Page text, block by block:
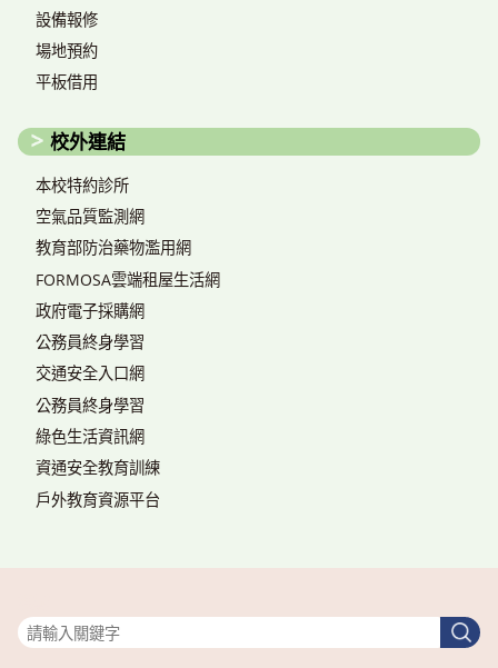
設備報修
場地預約
平板借用
校外連結
本校特約診所
空氣品質監測網
教育部防治藥物濫用網
FORMOSA雲端租屋生活網
政府電子採購網
公務員終身學習
交通安全入口網
公務員終身學習
綠色生活資訊網
資通安全教育訓練
戶外教育資源平台
搜
尋